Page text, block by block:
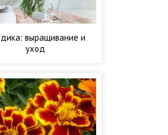
выращивание и
уход